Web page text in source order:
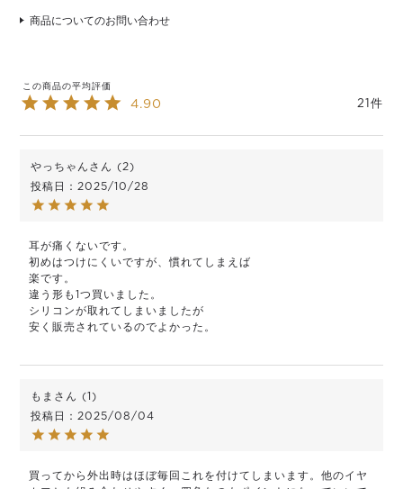
商品についてのお問い合わせ
4.90 21
やっちゃん
2
投稿日
2025/10/28
耳が痛くないです。
初めはつけにくいですが、慣れてしまえば
楽です。
違う形も1つ買いました。
シリコンが取れてしまいましたが
安く販売されているのでよかった。
もま
1
投稿日
2025/08/04
買ってから外出時はほぼ毎回これを付けてしまいます。他のイヤ